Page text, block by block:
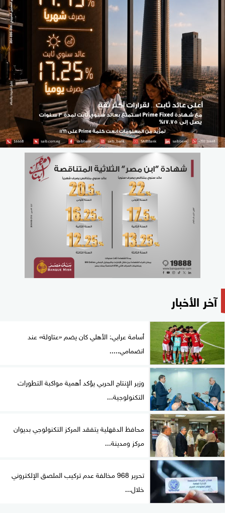
آخر الأخبار
أسامة عرابي: الأهلي كان يضم «عتاولة» عند
انضمامي.....
وزير الإنتاج الحربي يؤكد أهمية مواكبة التطورات
التكنولوجية...
محافظ الدقهلية يتفقد المركز التكنولوجي بديوان
مركز ومدينة...
تحرير 968 مخالفة عدم تركيب الملصق الإلكتروني
خلال...